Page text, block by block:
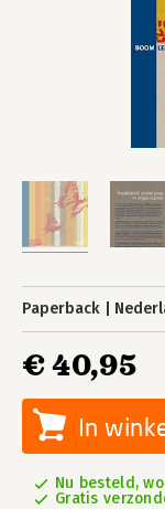
Paperback
€ 40,95
In
Nu besteld,
Gratis